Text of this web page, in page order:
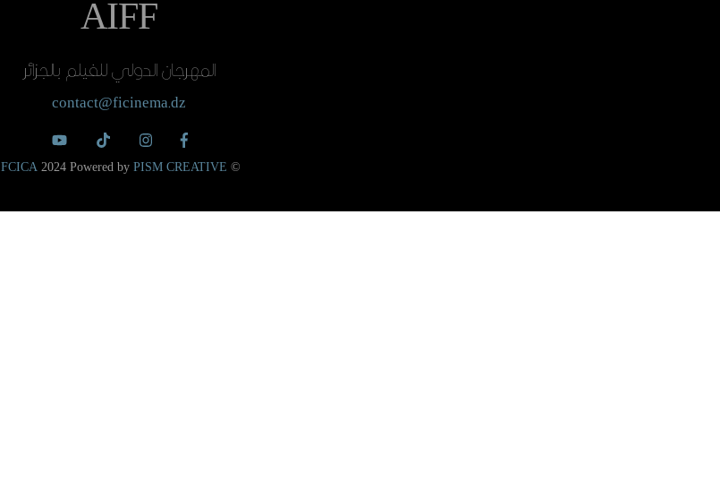
AIFF
المهرجان الدولي للفيلم بالجزائر
contact@ficinema.dz
©
FCICA 2024 Powered by PISM CREATIVE